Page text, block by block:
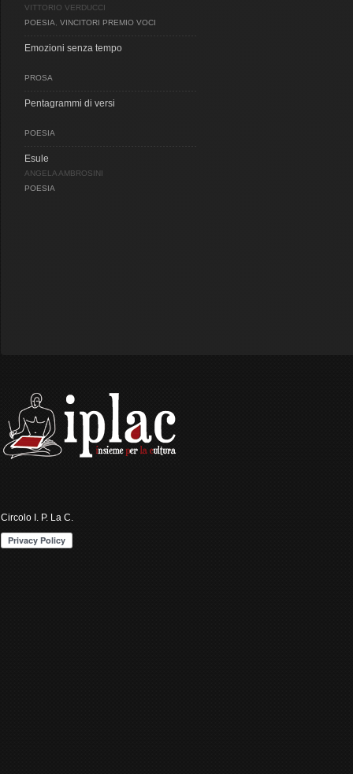
VITTORIO VERDUCCI
POESIA
VINCITORI PREMIO VOCI
Emozioni senza tempo
PROSA
Pentagrammi di versi
POESIA
Esule
ANGELA AMBROSINI
POESIA
Circolo I. P. La C.